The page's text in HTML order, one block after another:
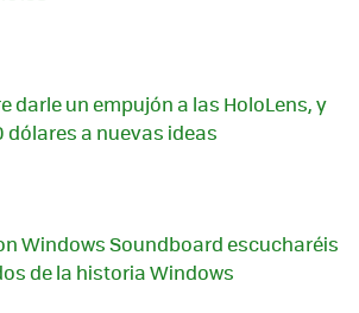
darle un empujón a las HoloLens, y
a nuevas ideas
Windows Soundboard escucharéis
de la historia Windows